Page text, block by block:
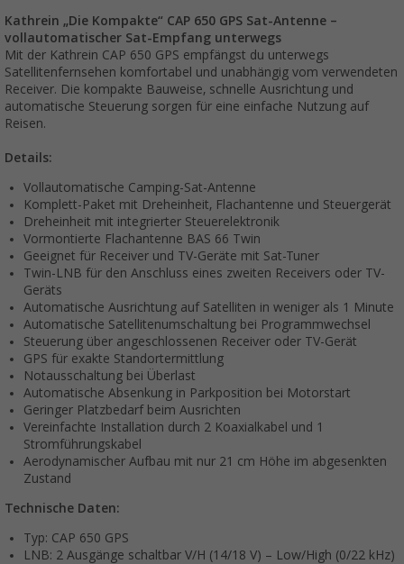
Kathrein „Die Kompakte“ CAP 650 GPS Sat-Antenne –
vollautomatischer Sat-Empfang unterwegs
Mit der Kathrein CAP 650 GPS empfängst du unterwegs
Satellitenfernsehen komfortabel und unabhängig vom verwendeten
Receiver. Die kompakte Bauweise, schnelle Ausrichtung und
automatische Steuerung sorgen für eine einfache Nutzung auf
Reisen.
Details:
Vollautomatische Camping-Sat-Antenne
Komplett-Paket mit Dreheinheit, Flachantenne und Steuergerät
Dreheinheit mit integrierter Steuerelektronik
Vormontierte Flachantenne BAS 66 Twin
Geeignet für Receiver und TV-Geräte mit Sat-Tuner
Twin-LNB für den Anschluss eines zweiten Receivers oder TV-
Geräts
Automatische Ausrichtung auf Satelliten in weniger als 1 Minute
Automatische Satellitenumschaltung bei Programmwechsel
Steuerung über angeschlossenen Receiver oder TV-Gerät
GPS für exakte Standortermittlung
Notausschaltung bei Überlast
Automatische Absenkung in Parkposition bei Motorstart
Geringer Platzbedarf beim Ausrichten
Vereinfachte Installation durch 2 Koaxialkabel und 1
Stromführungskabel
Aerodynamischer Aufbau mit nur 21 cm Höhe im abgesenkten
Zustand
Technische Daten:
Typ: CAP 650 GPS
LNB: 2 Ausgänge schaltbar V/H (14/18 V) – Low/High (0/22 kHz)